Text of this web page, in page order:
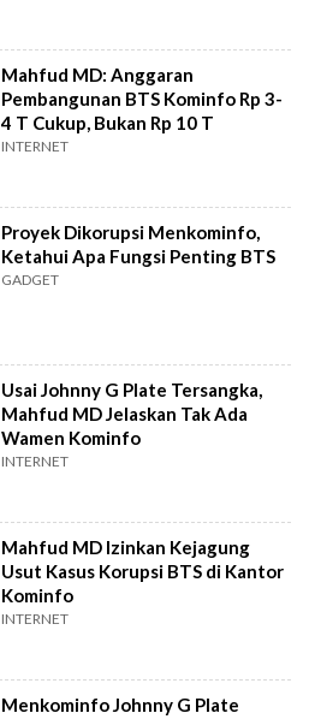
Mahfud MD: Anggaran
Pembangunan BTS Kominfo Rp 3-
4 T Cukup, Bukan Rp 10 T
INTERNET
Proyek Dikorupsi Menkominfo,
Ketahui Apa Fungsi Penting BTS
GADGET
Usai Johnny G Plate Tersangka,
Mahfud MD Jelaskan Tak Ada
Wamen Kominfo
INTERNET
Mahfud MD Izinkan Kejagung
Usut Kasus Korupsi BTS di Kantor
Kominfo
INTERNET
Menkominfo Johnny G Plate